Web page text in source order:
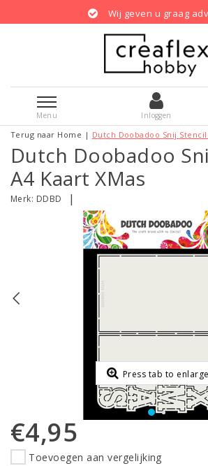
Wij geven u graag
Menu Inloggen
Terug naar Home | Dutch Doobadoo Snij Stencil
Dutch Doobadoo
A4 Kaart XMas
Merk: DDBD |
Press tab to enlarge
€4,95
Toevoegen aan vergelijking